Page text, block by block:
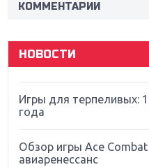
КОММЕНТАРИИ
НОВОСТИ
Far Cry 5: хвалить
Игры для терпеливых:
года
Обзор игры Ace Combat
авиаренессанс